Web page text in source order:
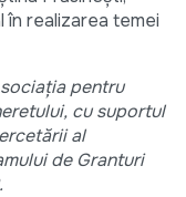
în realizarea temei
pentru
cu suportul
al
de Granturi